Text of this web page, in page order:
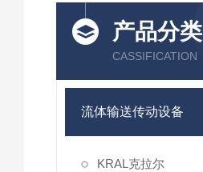
产品分类
CASSIFICATION
流体输送传动设备
KRAL克拉尔